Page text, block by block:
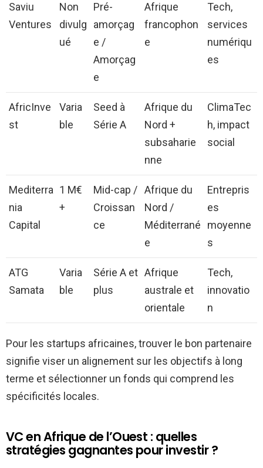
Saviu
Ventures
Non
divulg
ué
Pré-
amorçag
e /
Amorçag
e
Afrique
francophon
e
Tech,
services
numériqu
es
AfricInve
st
Varia
ble
Seed à
Série A
Afrique du
Nord +
subsaharie
nne
ClimaTec
h, impact
social
Mediterra
nia
Capital
1 M€
+
Mid-cap /
Croissan
ce
Afrique du
Nord /
Méditerrané
e
Entrepris
es
moyenne
s
ATG
Samata
Varia
ble
Série A et
plus
Afrique
australe et
orientale
Tech,
innovatio
n
Pour les startups africaines, trouver le bon partenaire
signifie viser un alignement sur les objectifs à long
terme et sélectionner un fonds qui comprend les
spécificités locales.
VC en Afrique de l’Ouest : quelles
stratégies gagnantes pour investir ?